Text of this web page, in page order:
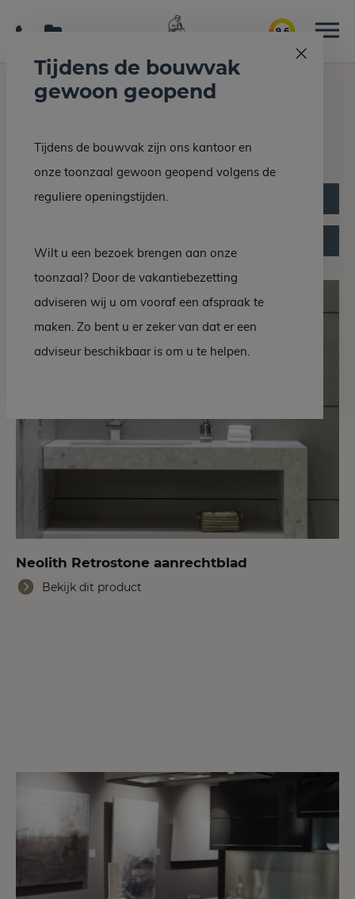
9.6
HomeCategorieënKeramisch & composiet
Keramisch & composiet
Filter producten
Neolith Retrostone aanrechtblad
Bekijk dit product
Tijdens de bouwvak
gewoon geopend
Tijdens de bouwvak zijn ons kantoor en
onze toonzaal gewoon geopend volgens de
reguliere openingstijden.
Wilt u een bezoek brengen aan onze
toonzaal? Door de vakantiebezetting
adviseren wij u om vooraf een afspraak te
maken. Zo bent u er zeker van dat er een
adviseur beschikbaar is om u te helpen.